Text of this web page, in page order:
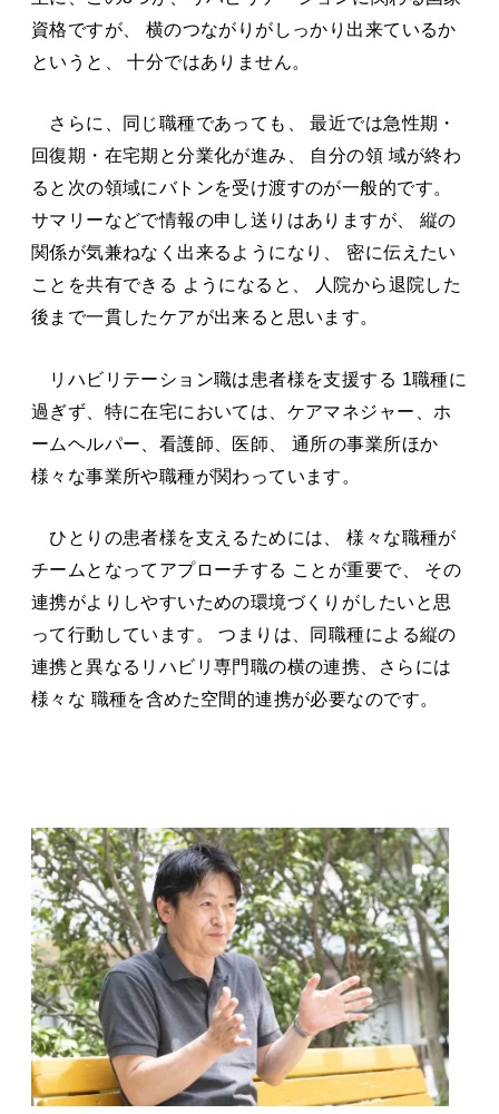
資格ですが、 横のつながりがしっかり出来ているか
というと、 十分ではありません。
さらに、同じ職種であっても、 最近では急性期・
回復期・在宅期と分業化が進み、 自分の領 域が終わ
ると次の領域にバトンを受け渡すのが一般的です。
サマリーなどで情報の申し送りはありますが、 縦の
関係が気兼ねなく出来るようになり、 密に伝えたい
ことを共有できる ようになると、 人院から退院した
後まで一貫したケアが出来ると思います。
リハビリテーション職は患者様を支援する 1職種に
過ぎず、特に在宅においては、ケアマネジャー、ホ
ームヘルパー、看護師、医師、 通所の事業所ほか
様々な事業所や職種が関わっています。
ひとりの患者様を支えるためには、 様々な職種が
チームとなってアプローチする ことが重要で、 その
連携がよりしやすいための環境づくりがしたいと思
って行動しています。 つまりは、同職種による縦の
連携と異なるリハビリ専門職の横の連携、さらには
様々な 職種を含めた空間的連携が必要なのです。